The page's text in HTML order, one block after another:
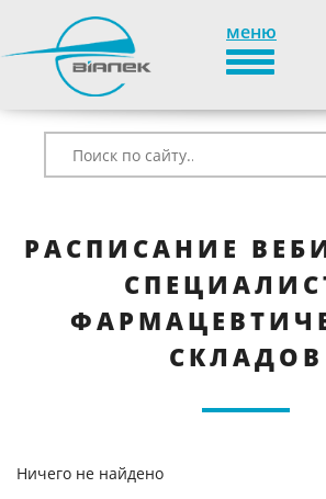
меню
РАСПИСАНИЕ
СКЛАДОВ
Ничего не найдено